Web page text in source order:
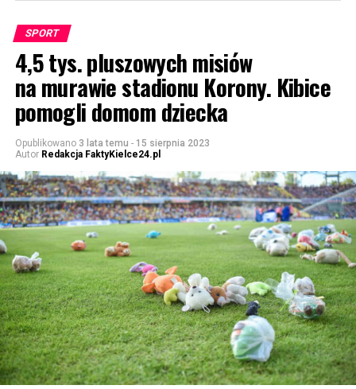
SPORT
4,5 tys. pluszowych misiów
na murawie stadionu Korony. Kibice
pomogli domom dziecka
Opublikowano 3 lata temu - 15 sierpnia 2023
Autor Redakcja FaktyKielce24.pl